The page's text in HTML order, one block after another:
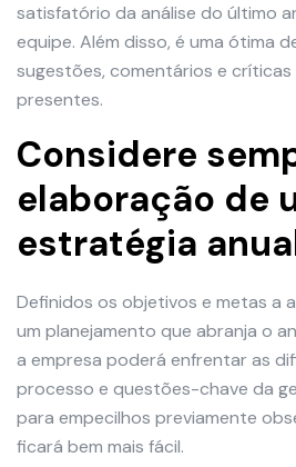
satisfatório da análise do último
equipe. Além disso, é uma ótima
sugestões, comentários e
presentes.
Considere
elaboração de
estratégia
Definidos os objetivos e metas a
um planejamento que abranja o
a empresa poderá enfrentar as
processo e questões-chave da
para empecilhos previamente
ficará bem mais fácil.